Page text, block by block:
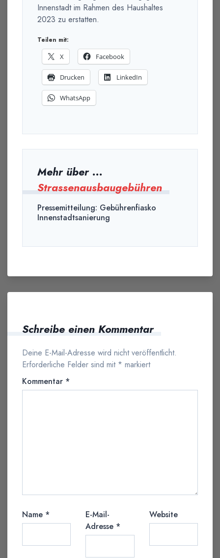
Innenstadt im Rahmen des Haushaltes
2023 zu erstatten.
Teilen mit:
X
Facebook
Drucken LinkedIn
WhatsApp
Mehr über ...
Strassenausbaugebühren
Pressemitteilung: Gebührenfiasko
Innenstadtsanierung
Schreibe einen Kommentar
Deine E-Mail-Adresse wird nicht veröffentlicht.
Erforderliche Felder sind mit * markiert
Kommentar *
Name *
E-Mail-
Adresse *
Website